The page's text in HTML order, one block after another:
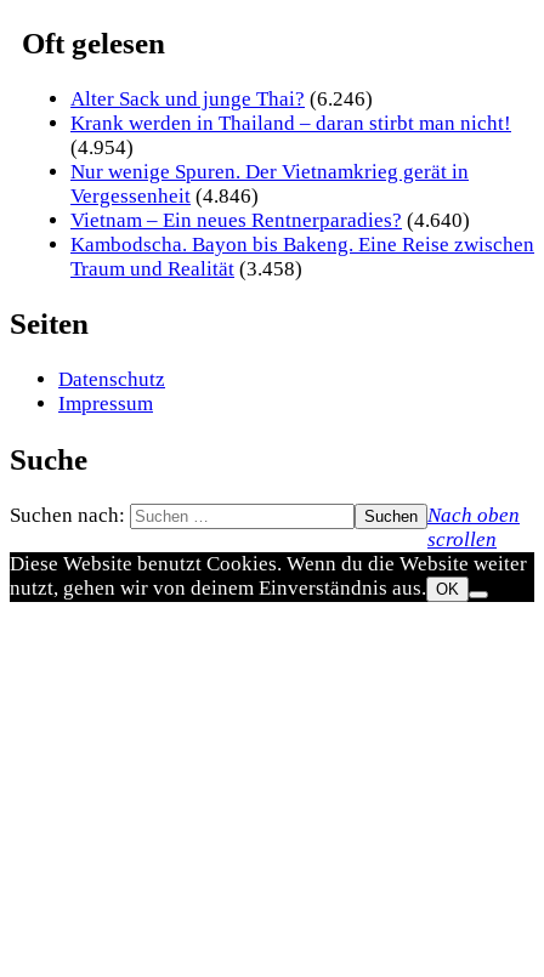
Oft gelesen
Alter Sack und junge Thai? (6.246)
Krank werden in Thailand – daran stirbt man nicht!
(4.954)
Nur wenige Spuren. Der Vietnamkrieg gerät in
Vergessenheit (4.846)
Vietnam – Ein neues Rentnerparadies? (4.640)
Kambodscha. Bayon bis Bakeng. Eine Reise zwischen
Traum und Realität (3.458)
Seiten
Datenschutz
Impressum
Suche
Suchen nach:
Nach oben
scrollen
Diese Website benutzt Cookies. Wenn du die Website weiter
nutzt, gehen wir von deinem Einverständnis aus. OK